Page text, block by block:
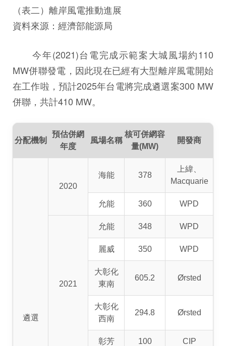
（表二）離岸風電推動進展
資料來源：經濟部能源局
今年(2021)台電完成示範案大城風場約110
MW併聯發電，因此現在已經有大型離岸風電開始
在工作啦，預計2025年台電將完成遴選案300 MW
併聯，共計410 MW。
分配機制
預估併網
年度
風場名稱
核可併網容
量(MW)
開發商
遴選
2020
海能 378
上緯、
Macquarie
允能 360 WPD
2021
允能 348 WPD
麗威 350 WPD
大彰化
東南
605.2 Ørsted
大彰化
西南
294.8 Ørsted
彰芳 100 CIP